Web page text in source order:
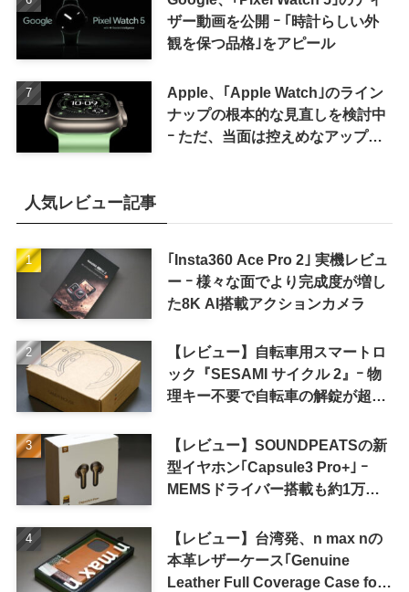
ザー動画を公開 ｰ ｢時計らしい外
観を保つ品格｣をアピール
Apple、｢Apple Watch｣のライン
ナップの根本的な見直しを検討中
ｰ ただ、当面は控えめなアップグ
人気レビュー記事
｢Insta360 Ace Pro 2｣ 実機レビュ
ー ｰ 様々な面でより完成度が増し
た8K AI搭載アクションカメラ
【レビュー】自転車用スマートロ
ック『SESAMI サイクル 2』ｰ 物
理キー不要で自転車の解錠が超簡
【レビュー】SOUNDPEATSの新
型イヤホン｢Capsule3 Pro+｣ ｰ
MEMSドライバー搭載も約1万円
【レビュー】台湾発、n max nの
本革レザーケース｢Genuine
Leather Full Coverage Case for